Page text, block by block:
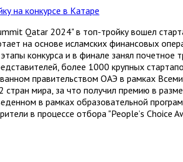
Qatar 2024" в топ-тройку вошел
на основе исламских финансовых
конкурса и в финале занял почетное
более 1000 крупных
правительством ОАЭ в рамках
мира, за что получил премию в
в рамках образовательной
в процессе отбора "Peopleʼs Choice